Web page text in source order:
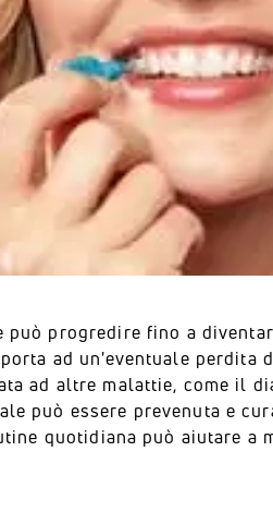
può progredire fino a
ad un'eventuale perdita
ad altre malattie, come il
può essere prevenuta e
quotidiana può aiutare a